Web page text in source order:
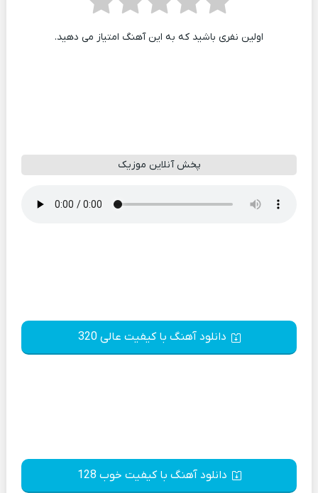
اولین نفری باشید که به این آهنگ امتیاز می دهید.
پخش آنلاین موزیک
دانلود آهنگ با کیفیت عالی 320
دانلود آهنگ با کیفیت خوب 128